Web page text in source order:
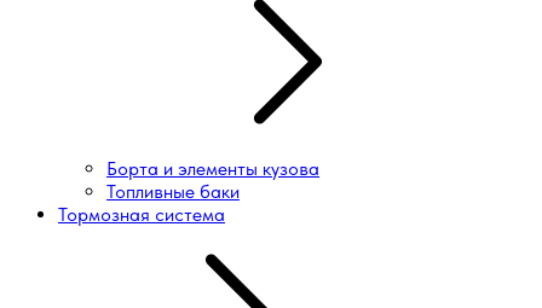
Борта и элементы кузова
Топливные баки
Тормозная система